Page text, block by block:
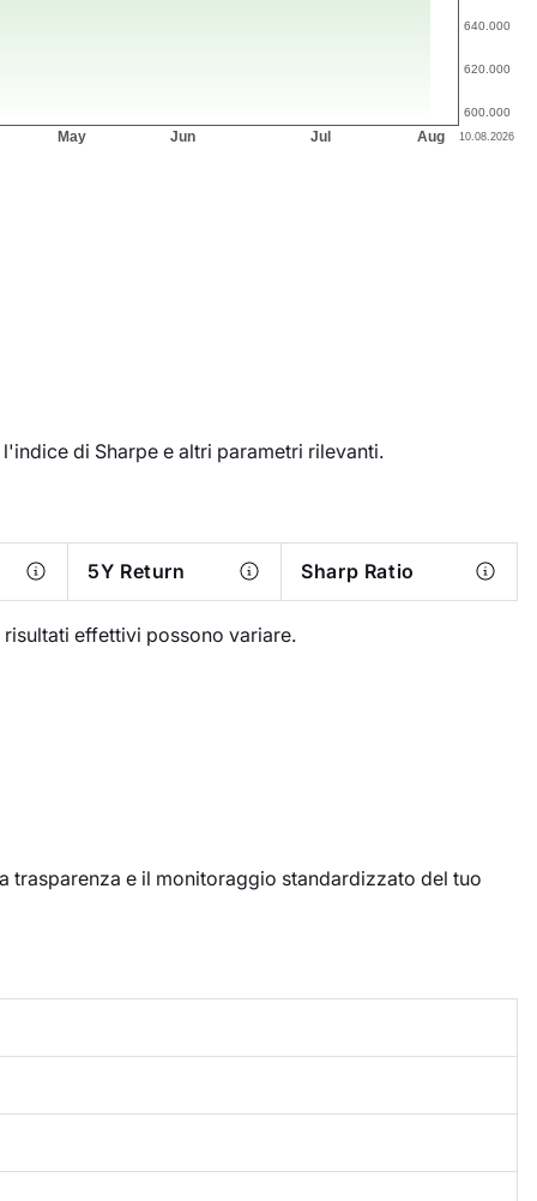
di Sharpe e altri parametri rilevanti.
5Y Return Sharp Ratio
effettivi possono variare.
trasparenza e il monitoraggio standardizzato del tuo